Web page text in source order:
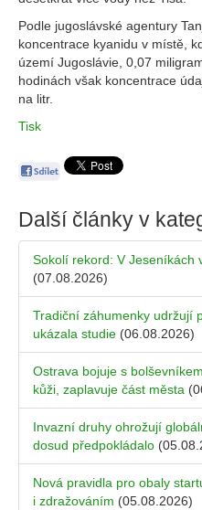
Podle jugoslávské agentury
koncentrace kyanidu v místě,
území Jugoslávie, 0,07
hodinách však koncentrace
na litr.
Tisk
Další články v
Sokolí rekord: V Jeseníkách
(07.08.2026)
Tradiční záhumenky udržují
ukázala studie (06.08.2026)
Ostrava bojuje s
kůži, zaplavuje část města
Invazní druhy ohrožují
dosud předpokládalo
Nová pravidla pro obaly
i zdražováním (05.08.2026)